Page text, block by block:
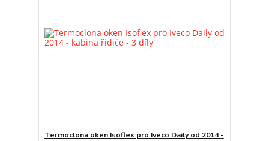
Termoclona oken Isoflex pro Iveco Daily od 2014 -